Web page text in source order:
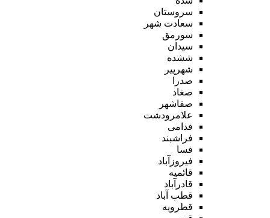
سروستان
سعادت شهر
سورمق
سیدان
ششده
شهرپیر
صدرا
صغاد
صفاشهر
علامرودشت
فدامی
فراشبند
فسا
فیروزآباد
قائمیه
قادرآباد
قطب آباد
قطرویه